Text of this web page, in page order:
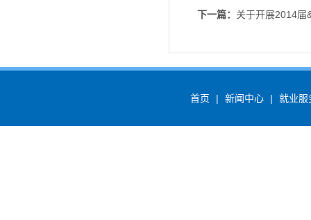
下一篇： 关于开展2014届
首页 | 新闻中心 | 就业服